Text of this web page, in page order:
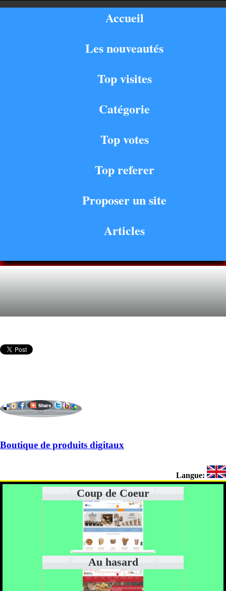
Accueil
Les nouveautés
Top visites
Catégorie
Top votes
Top referer
Proposer un site
Articles
Boutique de produits digitaux
Langue:
Coup de Coeur
Au hasard